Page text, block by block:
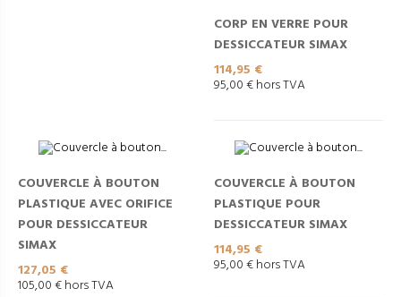
CORP EN VERRE POUR
DESSICCATEUR SIMAX
Prix
114,95 €
95,00 € hors TVA
COUVERCLE À BOUTON
PLASTIQUE AVEC ORIFICE
POUR DESSICCATEUR
SIMAX
Prix
127,05 €
105,00 € hors TVA
COUVERCLE À BOUTON
PLASTIQUE POUR
DESSICCATEUR SIMAX
Prix
114,95 €
95,00 € hors TVA